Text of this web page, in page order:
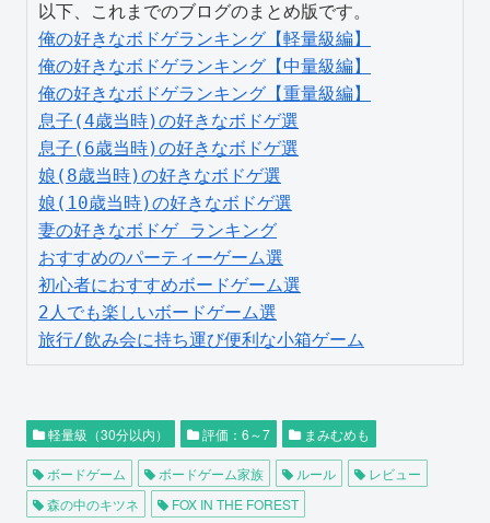
俺の好きなボドゲランキング【軽量級編】
俺の好きなボドゲランキング【中量級編】
俺の好きなボドゲランキング【重量級編】
息子(4歳当時)の好きなボドゲ選
息子(6歳当時)の好きなボドゲ選
娘(8歳当時)の好きなボドゲ選
娘(10歳当時)の好きなボドゲ選
妻の好きなボドゲ ランキング
おすすめのパーティーゲーム選
初心者におすすめボードゲーム選
2人でも楽しいボードゲーム選
旅行/飲み会に持ち運び便利な小箱ゲーム
軽量級（30分以内） 評価：6～7 まみむめも
ボードゲーム ボードゲーム家族 ルール
レビュー
森の中のキツネ
FOX IN THE FOREST